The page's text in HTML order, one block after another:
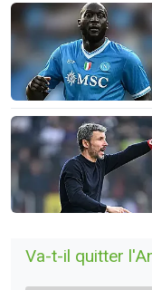
Va-t-il quitter